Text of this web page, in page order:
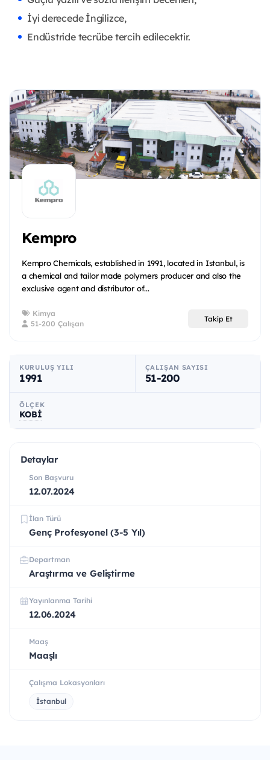
İyi derecede İngilizce,
Endüstride tecrübe tercih edilecektir.
Kempro
Kempro Chemicals, established in 1991, located in Istanbul, is
a chemical and tailor made polymers producer and also the
exclusive agent and distributor of...
Kimya
51-200 Çalışan
Takip Et
KURULUŞ YILI
1991
ÇALIŞAN SAYISI
51-200
ÖLÇEK
KOBİ
Detaylar
Son Başvuru
12.07.2024
İlan Türü
Genç Profesyonel (3-5 Yıl)
Departman
Araştırma ve Geliştirme
Yayınlanma Tarihi
12.06.2024
Maaş
Maaşlı
Çalışma Lokasyonları
İstanbul